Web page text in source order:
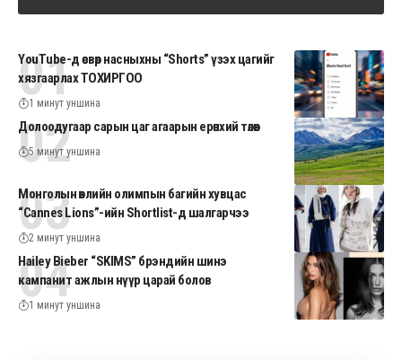
YouTube-д өсвөр насныхны “Shorts” үзэх цагийг
хязгаарлах ТОХИРГОО
1 минут уншина
Долоодугаар сарын цаг агаарын ерөнхий төлөв
5 минут уншина
Монголын өвлийн олимпын багийн хувцас
“Cannes Lions”-ийн Shortlist-д шалгарчээ
2 минут уншина
Hailey Bieber “SKIMS” брэндийн шинэ
кампанит ажлын нүүр царай болов
1 минут уншина